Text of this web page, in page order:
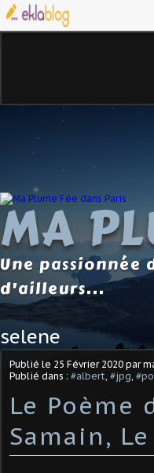
MA
Une
d'ailleurs...
selene
Publié le 25 Février 2020 par
Publié dans : #albert #jpg
Le
Samain,